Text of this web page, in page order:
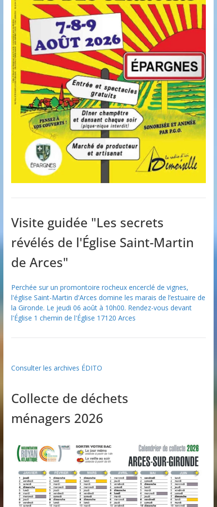
Visite guidée "Les secrets
révélés de l'Église Saint-Martin
de Arces"
Perchée sur un promontoire rocheux encerclé de vignes,
l'église Saint-Martin d'Arces domine les marais de l’estuaire de
la Gironde. Le jeudi 06 août à 10h00. Rendez-vous devant
l'Église 1 chemin de l'Église 17120 Arces
Consulter les archives ÉDITO
Collecte de déchets
ménagers 2026